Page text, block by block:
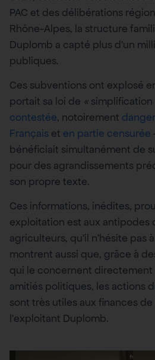
PAC et des délibérations
Rhône-Alpes, la structure
Duplomb a capté plus d’un
publiques.
Ces subventions ont explosé
portait sa loi de « simplification
contestée, notoirement
Français et en partie censurée
bénéficiait simultanément de
pour des agrandissements
son propre texte.
Ces informations, inédites,
exploitation est aux antipodes
agriculteurs, qu’il n’hésite pas
montrent aussi que, grâce à
qui le concernent directement
amitiés politiques, les actions
sont très utiles aux finances
l’exploitant Duplomb.